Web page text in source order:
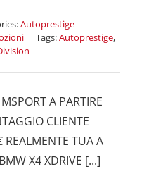
Autoprestige
| Tags:Autoprestige,
A PARTIRE
CLIENTE
TUA A
X4 XDRIVE [...]